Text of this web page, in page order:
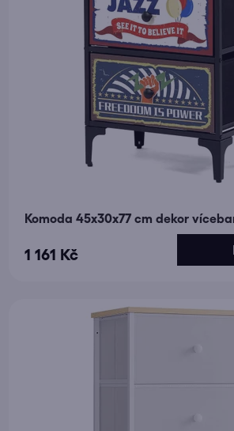
Komoda 45x30x77 cm dekor
1 161 Kč